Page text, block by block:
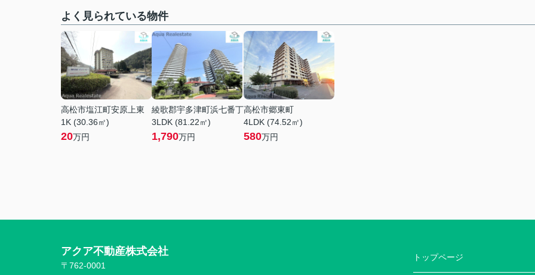
よく見られている物件
高松市塩江町安原上東
1K (30.36㎡)
20万円
綾歌郡宇多津町浜七番丁
3LDK (81.22㎡)
1,790万円
高松市郷東町
4LDK (74.52㎡)
580万円
アクア不動産株式会社
〒762-0001
トップページ